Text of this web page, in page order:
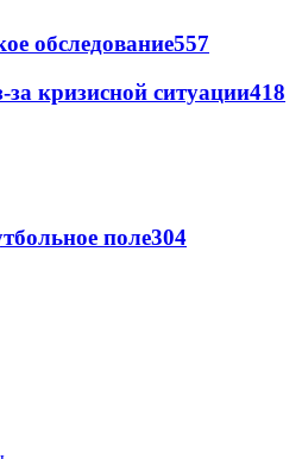
обследование557
кризисной ситуации418
поле304